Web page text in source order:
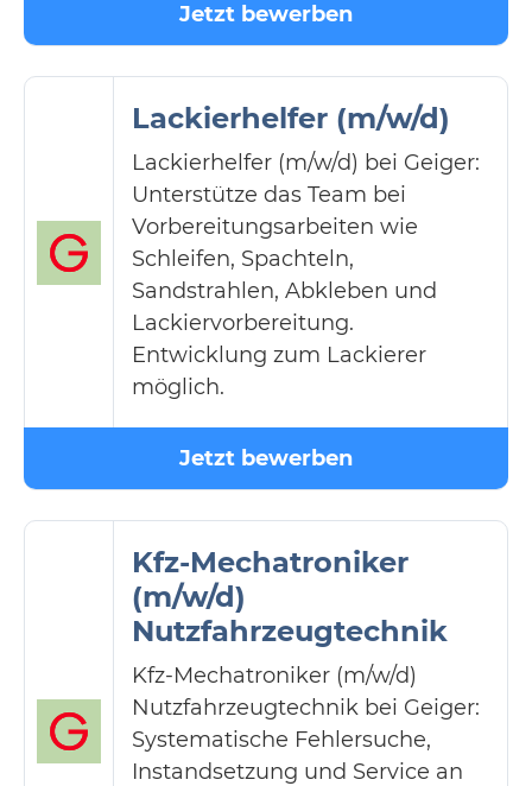
Jetzt bewerben
Lackierhelfer (m/w/d)
Lackierhelfer (m/w/d) bei Geiger:
Unterstütze das Team bei
Vorbereitungsarbeiten wie
Schleifen, Spachteln,
Sandstrahlen, Abkleben und
Lackiervorbereitung.
Entwicklung zum Lackierer
möglich.
Jetzt bewerben
Kfz-Mechatroniker
(m/w/d)
Nutzfahrzeugtechnik
Kfz-Mechatroniker (m/w/d)
Nutzfahrzeugtechnik bei Geiger:
Systematische Fehlersuche,
Instandsetzung und Service an